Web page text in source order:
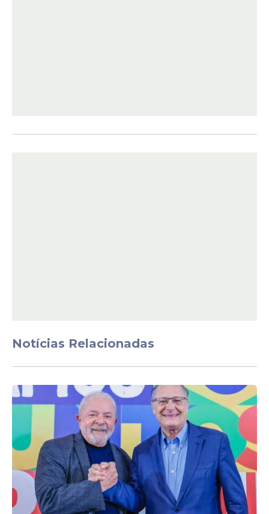
O Tribunal de Justiça do Rio de Janeiro ( TJ-
RJ) confirmou o registro do processo. No
entanto, afirmou que o caso corre em
segredo de Justiça.
Notícias Relacionadas